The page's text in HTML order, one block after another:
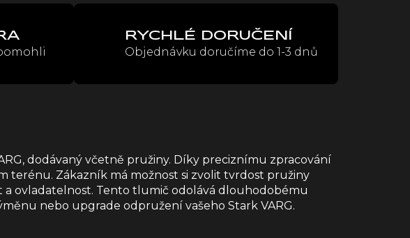
RYCHLÉ DORUČENÍ
Objednávku doručíme do 1-3 dnů
dodávaný včetně pružiny. Díky preciznímu zpracování
terénu. Zákazník má možnost si zvolit tvrdost pružiny
ovladatelnost. Tento tlumič odolává dlouhodobému
nebo upgrade odpružení vašeho Stark VARG.